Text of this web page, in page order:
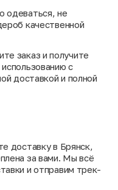
одеваться, не
качественной
заказ и получите
с
доставкой и полной
доставку в Брянск,
за вами. Мы всё
и отправим трек-